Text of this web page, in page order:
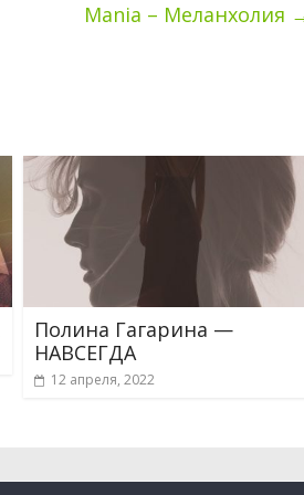
Mania – Меланхолия
Полина Гагарина —
НАВСЕГДА
12 апреля, 2022